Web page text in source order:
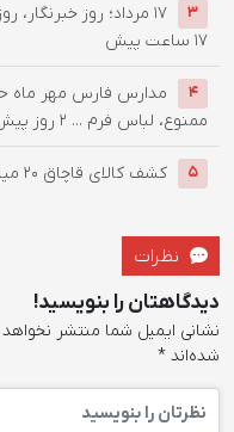
3
۱۷ مرداد؛ روز خبرنگار، روز پاسداشت قلم، حقیقت و اعتماد مردم
17 ساعت پیش
4
مدارس فارس مهر ماه
ممنوع، لباس فرم ... 2 روز پیش
5 کشف کالای قاچاق 20 میلیاردی توسط پلیس جهرم
نظرات
دیدگاهتان را بنویسید!
نشانی ایمیل شما منتشر
شده‌اند *